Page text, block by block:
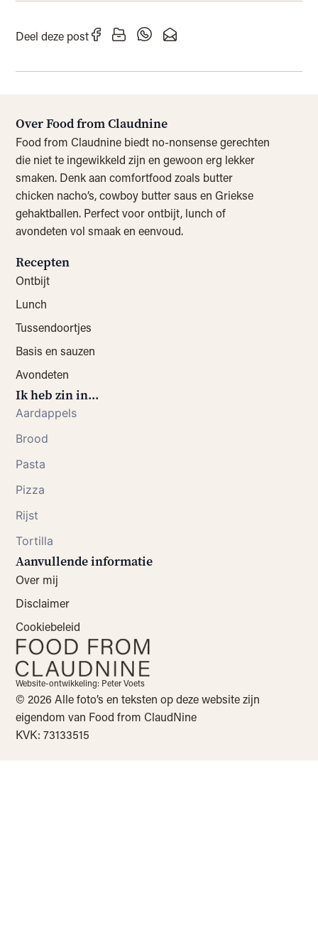
Deel deze post
Over Food from Claudnine
Food from Claudnine biedt no-nonsense gerechten
die niet te ingewikkeld zijn en gewoon erg lekker
smaken. Denk aan comfortfood zoals butter
chicken nacho’s, cowboy butter saus en Griekse
gehaktballen. Perfect voor ontbijt, lunch of
avondeten vol smaak en eenvoud.
Recepten
Ontbijt
Lunch
Tussendoortjes
Basis en sauzen
Avondeten
Ik heb zin in...
Aardappels
Brood
Pasta
Pizza
Rijst
Tortilla
Aanvullende informatie
Over mij
Disclaimer
Cookiebeleid
Website-ontwikkeling: Peter Voets
© 2026 Alle foto’s en teksten op deze website zijn
eigendom van Food from ClaudNine
KVK: 73133515